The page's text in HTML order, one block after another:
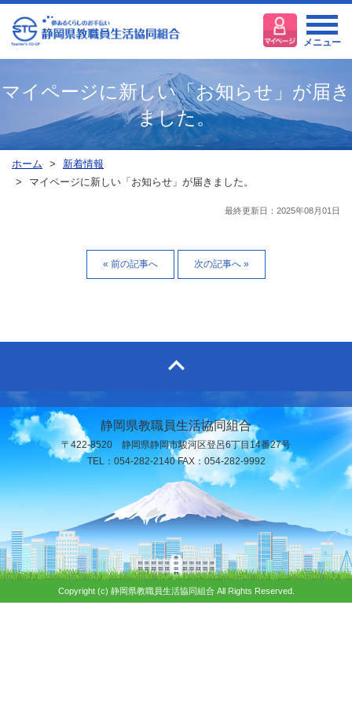
メニュー
マイページに新しい「お知らせ」が届き
ました。
ホーム
新着情報
マイページに新しい「お知らせ」が届きました。
最終更新日：2025年08月01日
« 前の記事へ 次の記事へ »
静岡県教職員生活協同組合
〒422-8520 静岡県静岡市駿河区登呂6丁目14番27号
TEL：054-282-2140 FAX：054-282-9992
Copyright (c) 静岡県教職員生活協同組合 All Rights Reserved.